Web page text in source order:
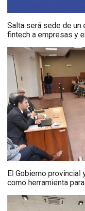
Salta será sede de un
fintech a empresas y
El Gobierno provincial
como herramienta